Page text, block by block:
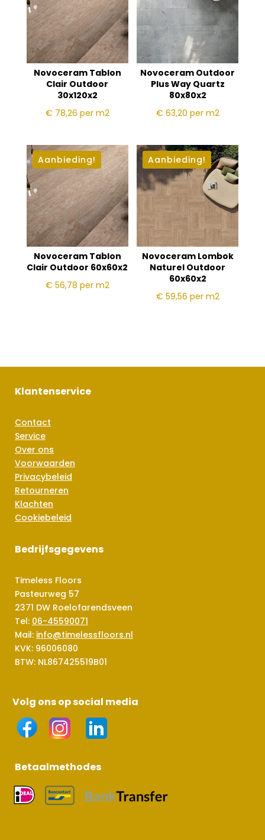
Novoceram Tablon
Clair Outdoor
30x120x2
€ 78,26 per m2
Novoceram Outdoor
Plus Way Quartz
80x80x2
€ 63,20 per m2
Aanbieding!
Novoceram Tablon
Clair Outdoor 60x60x2
€ 56,78 per m2
Aanbieding!
Novoceram Lombok
Naturel Outdoor
60x60x2
€ 59,56 per m2
Klantenservice
Contact
Service
Over ons
Voorwaarden
Privacybeleid
Retourneren
Klachten
Cookiebeleid
Bedrijfsgegevens
Timeless Floors
Pasteurweg 57
2371 DW Roelofarendsveen
Tel: 06-45590071
Mail: info@timelessfloors.nl
KVK: 96006080
BTW: NL867425519B01
Volg ons op social media
Betaalmethodes